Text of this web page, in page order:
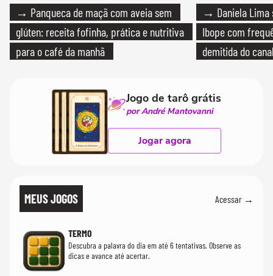
→ Panqueca de maçã com aveia sem
glúten: receita fofinha, prática e nutritiva
para o café da manhã
→ Daniela Lima
Ibope com
demitida do
Jogo de tarô grátis
por André Mantovanni
Jogar agora
MEUS JOGOS Acessar →
TERMO
Descubra a palavra do dia em até 6 tentativas. Observe as
dicas e avance até acertar.